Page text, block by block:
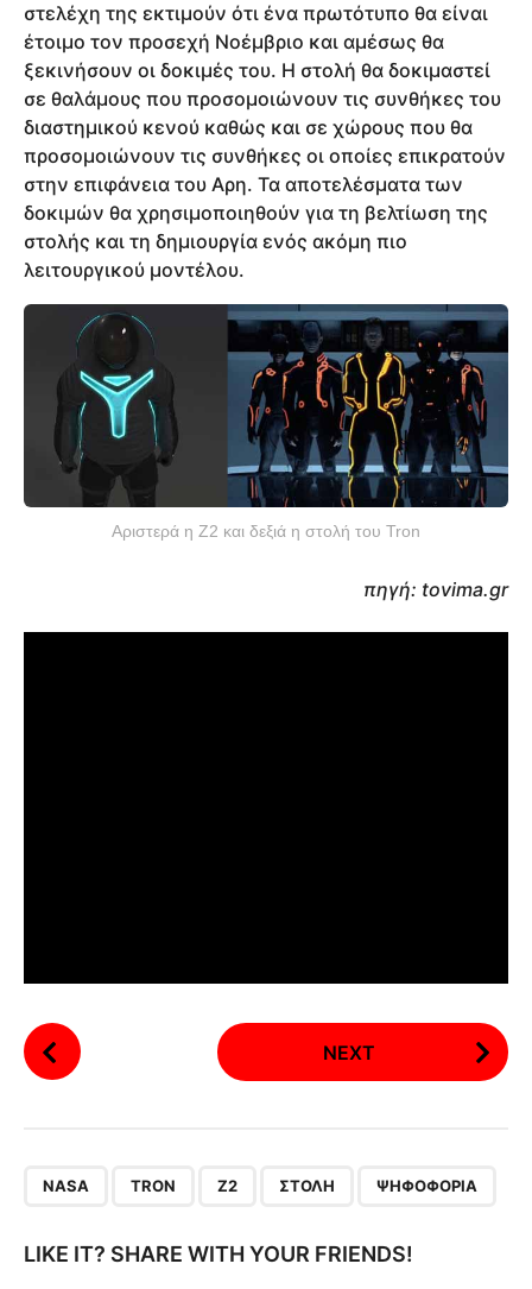
στελέχη της εκτιμούν ότι ένα πρωτότυπο θα είναι
έτοιμο τον προσεχή Νοέμβριο και αμέσως θα
ξεκινήσουν οι δοκιμές του. Η στολή θα δοκιμαστεί
σε θαλάμους που προσομοιώνουν τις συνθήκες του
διαστημικού κενού καθώς και σε χώρους που θα
προσομοιώνουν τις συνθήκες οι οποίες επικρατούν
στην επιφάνεια του Αρη. Τα αποτελέσματα των
δοκιμών θα χρησιμοποιηθούν για τη βελτίωση της
στολής και τη δημιουργία ενός ακόμη πιο
λειτουργικού μοντέλου.
Αριστερά η Ζ2 και δεξιά η στολή του Tron
πηγή: tovima.gr
P
o
i
NEXT
NASA TRON Z2 ΣΤΟΛΉ ΨΗΦΟΦΟΡΊΑ
LIKE IT? SHARE WITH YOUR FRIENDS!